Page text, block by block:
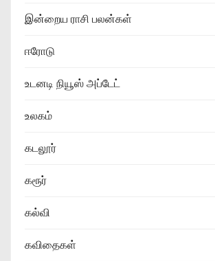
இன்றைய ராசி பலன்கள்
ஈரோடு
உடனடி நியூஸ் அப்டேட்
உலகம்
கடலூர்
கரூர்
கல்வி
கவிதைகள்